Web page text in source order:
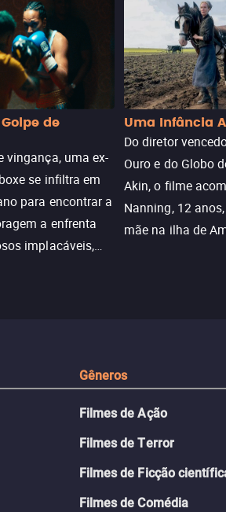
de
vingança, uma ex-
se infiltra em
para encontrar a
a enfrenta
implacáveis,
Uma Infância
Do diretor
Ouro e do Globo
Akin, o filme
Nanning, 12
mãe na ilha de
Gêneros
Filmes de Ação
Filmes de Terror
Filmes de Ficção
Filmes de Comédia